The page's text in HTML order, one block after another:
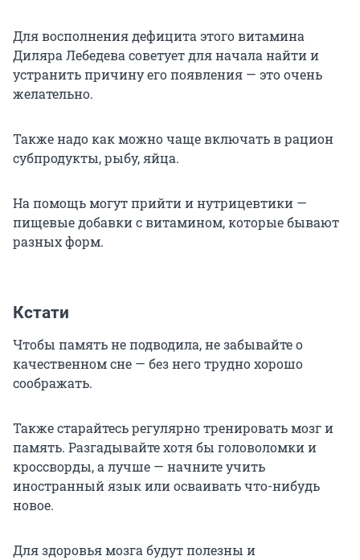
Для восполнения дефицита этого витамина
Диляра Лебедева советует для начала найти и
устранить причину его появления — это очень
желательно.
Также надо как можно чаще включать в рацион
субпродукты, рыбу, яйца.
На помощь могут прийти и нутрицевтики —
пищевые добавки с витамином, которые бывают
разных форм.
Кстати
Чтобы память не подводила, не забывайте о
качественном сне — без него трудно хорошо
соображать.
Также старайтесь регулярно тренировать мозг и
память. Разгадывайте хотя бы головоломки и
кроссворды, а лучше — начните учить
иностранный язык или осваивать что-нибудь
новое.
Для здоровья мозга будут полезны и